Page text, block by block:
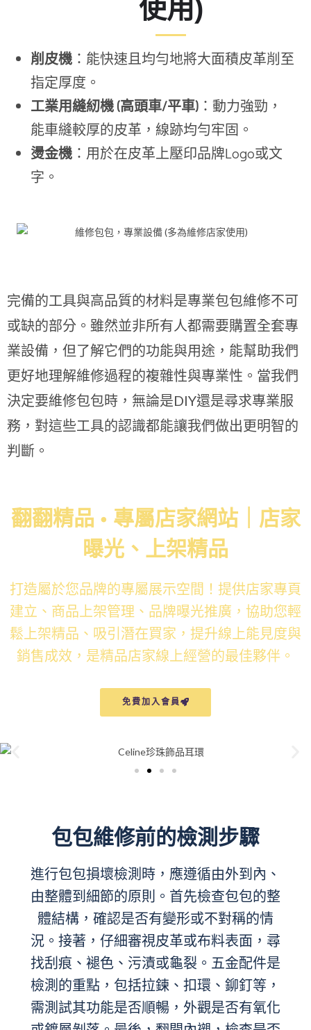
使用)
削皮機 ：能快速且均勻地將大面積皮革削至
指定厚度。
工業用縫紉機 (高頭車/平車) ：動力強勁，
能車縫較厚的皮革，線跡均勻牢固。
燙金機 ：用於在皮革上壓印品牌Logo或文
字。
完備的工具與高品質的材料是專業包包維修不可
或缺的部分。雖然並非所有人都需要購置全套專
業設備，但了解它們的功能與用途，能幫助我們
更好地理解維修過程的複雜性與專業性。當我們
決定要維修包包時，無論是DIY還是尋求專業服
務，對這些工具的認識都能讓我們做出更明智的
判斷。
翻翻精品 • 專屬店家網站｜店家
曝光、上架精品
打造屬於您品牌的專屬展示空間！提供店家專頁
建立、商品上架管理、品牌曝光推廣，協助您輕
鬆上架精品、吸引潛在買家，提升線上能見度與
銷售成效，是精品店家線上經營的最佳夥伴。
免費加入會員
包包維修前的檢測步驟
進行包包損壞檢測時，應遵循由外到內、
由整體到細節的原則。首先檢查包包的整
體結構，確認是否有變形或不對稱的情
況。接著，仔細審視皮革或布料表面，尋
找刮痕、褪色、污漬或龜裂。五金配件是
檢測的重點，包括拉鍊、扣環、鉚釘等，
需測試其功能是否順暢，外觀是否有氧化